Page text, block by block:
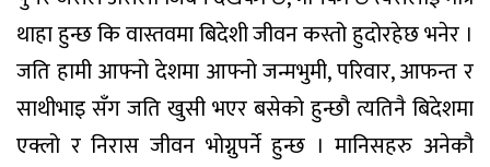
थाहा हुन्छ कि वास्तवमा बिदेशी जीवन कस्तो हुदोरहेछ भनेर ।
जति हामी आफ्नो देशमा आफ्नो जन्मभुमी, परिवार, आफन्त र
साथीभाइ सँग जति खुसी भएर बसेको हुन्छौ त्यतिनै बिदेशमा
एक्लो र निरास जीवन भोग्नुपर्ने हुन्छ । मानिसहरु अनेकौ